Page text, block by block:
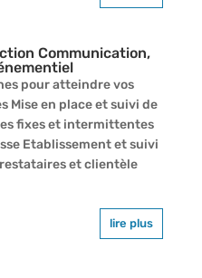
Communication,
pour atteindre vos
Mise en place et suivi de
fixes et intermittentes
Etablissement et suivi
et clientèle
lire plus